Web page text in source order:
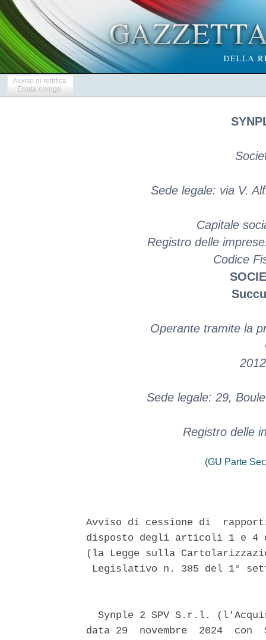
Avviso di rettifica
Errata corrige
Sede legale: via V.
Capitale
Registro delle
Codice
Operante tramite la
Sede legale: 29,
Registro delle
(GU Parte
Avviso di cessione di
disposto degli articoli 1 e 4
(la Legge sulla
Legislativo n. 385 del 1°
Synple 2 SPV S.r.l.
data 29  novembre  2024